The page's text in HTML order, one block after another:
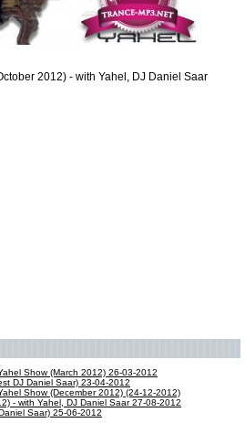
2012) - with Yahel, DJ Daniel Saar
Show (March 2012) 26-03-2012
DJ Daniel Saar) 23-04-2012
Show (December 2012) (24-12-2012)
- with Yahel, DJ Daniel Saar 27-08-2012
Saar) 25-06-2012